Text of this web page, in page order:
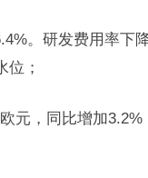
。研发费用率下
位；
元，同比增加